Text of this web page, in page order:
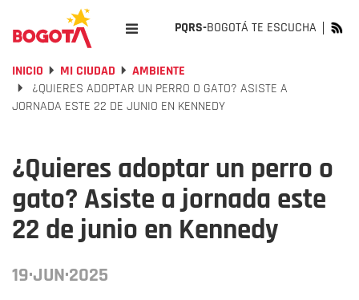
PQRS-BOGOTÁ TE ESCUCHA
INICIO MI CIUDAD
AMBIENTE
¿QUIERES ADOPTAR UN PERRO O GATO? ASISTE A
JORNADA ESTE 22 DE JUNIO EN KENNEDY
¿Quieres adoptar un perro o
gato? Asiste a jornada este
22 de junio en Kennedy
19·JUN·2025